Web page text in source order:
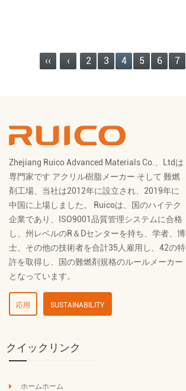
‹‹ ‹ 2 3 4 5 6 7
Zhejiang Ruico Advanced Materials Co.、Ltdは
専門家です アクリル樹脂メーカー そして 難燃
剤工場 、当社は2012年に設立され、2019年に
中国に上場しました。 Ruicoは、国のハイテク
企業であり、ISO9001品質管理システムに合格
し、州レベルのR＆Dセンターを持ち、学者、博
士、その他の技術者を合計35人雇用し、42の特
許を取得し、国の難燃剤規格のルールメーカー
となっています。
応用 SUSTAINABILITY
クイックリンク
ホームホーム